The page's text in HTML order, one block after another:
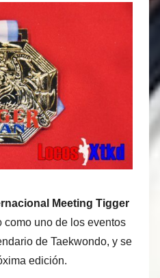
Meeting Tigger
como uno de los eventos
de Taekwondo, y se
edición.